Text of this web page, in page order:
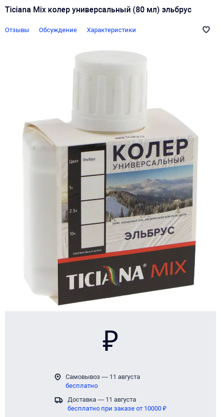
Ticiana Mix колер универсальный (80 мл) эльбрус
Отзывы Обсуждение Характеристики
₽
Самовывоз — 11 августа
бесплатно
Доставка — 11 августа
бесплатно при заказе от 10000 ₽